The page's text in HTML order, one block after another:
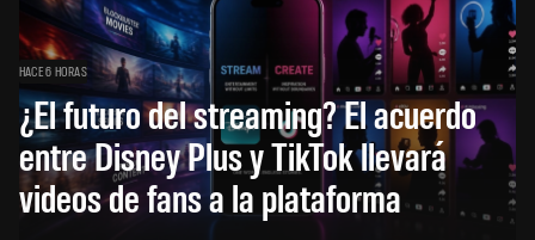
HACE 6 HORAS
¿El futuro del streaming? El acuerdo
entre Disney Plus y TikTok llevará
videos de fans a la plataforma